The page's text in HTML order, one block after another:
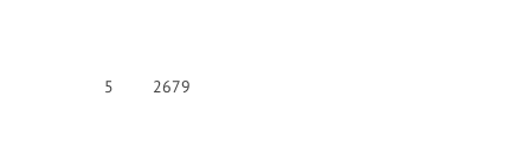
5 2679